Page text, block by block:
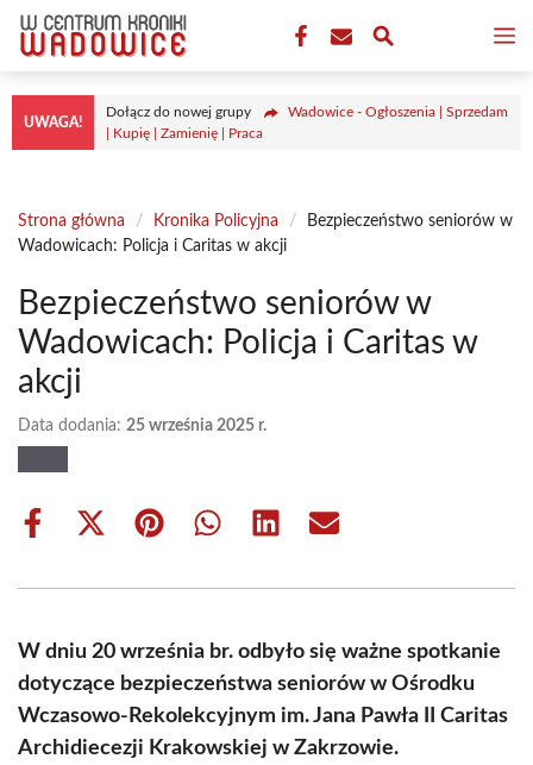
Przejdź
treści
UWAGA!
Dołącz do nowej grupy
Wadowice - Ogłoszenia | Sprzedam
| Kupię | Zamienię | Praca
Strona główna / Kronika Policyjna /
Bezpieczeństwo seniorów w
Wadowicach: Policja i Caritas w akcji
Bezpieczeństwo seniorów w
Wadowicach: Policja i Caritas w
akcji
Data dodania: 25 września 2025 r.
Share
Share
(Twitter)
Share Share Share Share
W dniu 20 września br. odbyło się ważne spotkanie
dotyczące bezpieczeństwa seniorów w Ośrodku
Wczasowo-Rekolekcyjnym im. Jana Pawła II Caritas
Archidiecezji Krakowskiej w Zakrzowie.